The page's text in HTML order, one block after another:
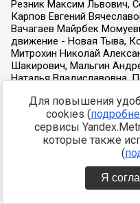
Для повышения
cookies (
сервисы
которые также
(
Я